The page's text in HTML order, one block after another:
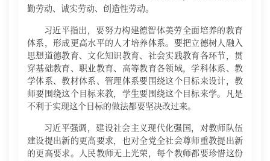
勤劳动、诚实劳动、创造性劳动。
习近平指出，要努力构建德智体美劳全面培养的教育
体系，形成更高水平的人才培养体系。要把立德树人融入
思想道德教育、文化知识教育、社会实践教育各环节，贯
穿基础教育、职业教育、高等教育各领域，学科体系、教
学体系、教材体系、管理体系要围绕这个目标来设计，教
师要围绕这个目标来教，学生要围绕这个目标来学。凡是
不利于实现这个目标的做法都要坚决改过来。
习近平强调，建设社会主义现代化强国，对教师队伍
建设提出新的更高要求，也对全党全社会尊师重教提出新
的更高要求。人民教师无上光荣，每个教师都要珍惜这份